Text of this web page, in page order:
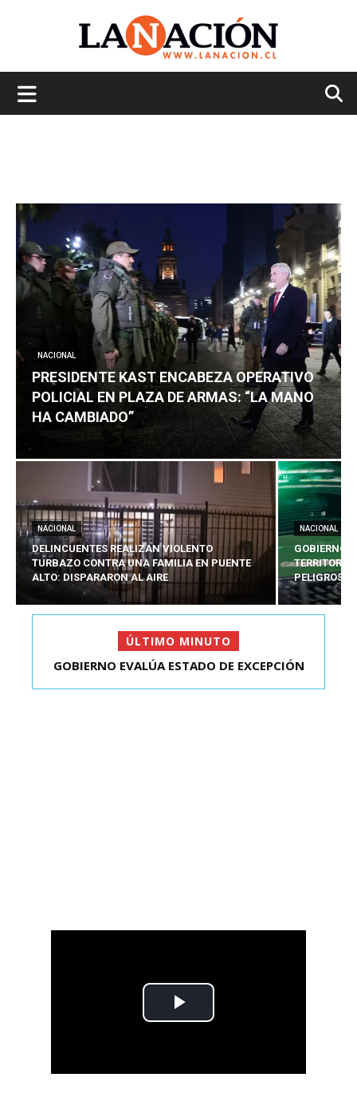
NACIONAL
PRESIDENTE KAST ENCABEZA OPERATIVO
POLICIAL EN PLAZA DE ARMAS: “LA MANO
HA CAMBIADO”
NACIONAL
DELINCUENTES REALIZAN VIOLENTO
TURBAZO CONTRA UNA FAMILIA EN PUENTE
ALTO: DISPARARON AL AIRE
NACIONAL
GOBIERNO
PELIGROSOS
ÚLTIMO MINUTO
PRESIDENTE KAST ENCABEZA OPERATIVO